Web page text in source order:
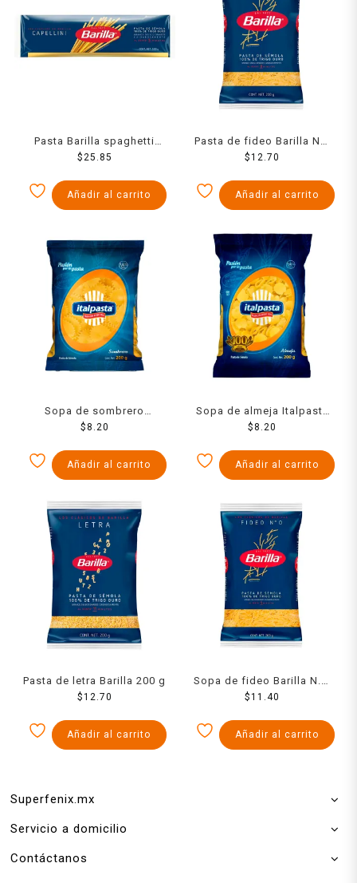
Pasta Barilla spaghetti
capellini 500 g
$25.85
Añadir al carrito
Pasta de fideo Barilla No.
2 200 g
$12.70
Añadir al carrito
Sopa de sombrero
Italpasta 200 g
$ 8.20
Añadir al carrito
Sopa de almeja Italpasta
200 g
$ 8.20
Añadir al carrito
Pasta de letra Barilla 200 g
$12.70
Añadir al carrito
Sopa de fideo Barilla N.0,
200 g
$11.40
Añadir al carrito
Superfenix.mx
Servicio a domicilio
Contáctanos